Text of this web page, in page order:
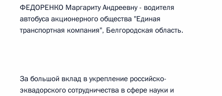
ФЕДОРЕНКО Маргариту Андреевну - водителя
автобуса акционерного общества "Единая
транспортная компания", Белгородская область.
За большой вклад в укрепление российско-
эквадорского сотрудничества в сфере науки и